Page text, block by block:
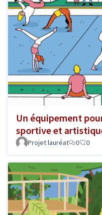
Un équipement
sportive et
Projet lauréat 0 0